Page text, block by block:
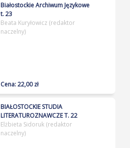
Białostockie Archiwum Językowe
t. 23
Beata Kuryłowicz (redaktor
naczelny)
Cena: 22,00 zł
BIAŁOSTOCKIE STUDIA
LITERATUROZNAWCZE T. 22
Elżbieta Sidoruk (redaktor
naczelny)